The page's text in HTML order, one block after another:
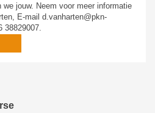
jouw. Neem voor meer informatie
E-mail d.vanharten@pkn-
38829007.